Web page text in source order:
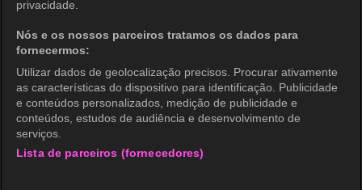
privacidade.
Nós e os nossos parceiros tratamos os dados para
fornecermos:
Utilizar dados de geolocalização precisos. Procurar ativamente
as características do dispositivo para identificação. Publicidade
e conteúdos personalizados, medição de publicidade e
conteúdos, estudos de audiência e desenvolvimento de
serviços.
Lista de parceiros (fornecedores)